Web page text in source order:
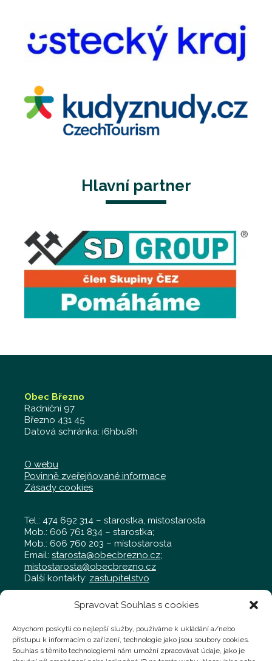
Spravovat Souhlas s cookies
Abychom poskytli co nejlepší služby, používáme k ukládání a/nebo
přístupu k informacím o zařízení, technologie jako jsou soubory cookies.
Souhlas s těmito technologiemi nám umožní zpracovávat údaje, jako je
Hlavní partner
Obec Březno
Radniční 97
Březno 431 45
Datová schránka: i6hbu8h
O webu
Povinně zveřejňované informace
Zásady cookies
Tel.: 474 692 314 – starostka, místostarosta
Mob.: 606 761 834 – starostka;
Mob.: 606 760 203 – místostarosta
Email: starosta@obecbrezno.cz;
mistostarosta@obecbrezno.cz
Další kontakty: zastupitelstvo
Obecní úřad Březno
Tel.: 474 692 011 – kancelář
Mob.: 702 019 929 – kancelář
Mob.: 724 769 058 – technik,